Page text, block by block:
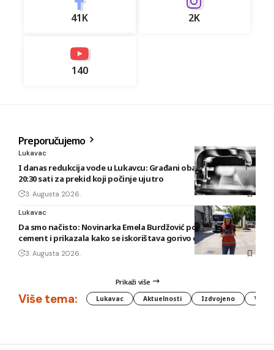
41K 2K
140
Preporučujemo
Lukavac
I danas redukcija vode u Lukavcu: Građani obaviješteni tek u
20:30 sati za prekid koji počinje ujutro
3. Augusta 2026.
Lukavac
Da smo načisto: Novinarka Emela Burdžović posjetila Lukavac
cement i prikazala kako se iskorištava gorivo od otpada
3. Augusta 2026.
Prikaži više
Više tema: Lukavac Aktuelnosti Izdvojeno